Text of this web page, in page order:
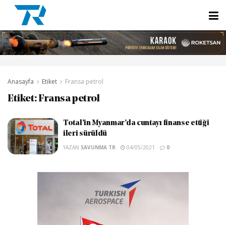
Anasayfa Etiket Fransa petrol
Etiket:Fransa petrol
Total’in Myanmar’da cuntayı finanse ettiği
ileri sürüldü
YAZAN SAVUNMA TR 04/05/2021 0